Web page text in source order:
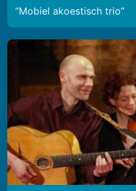
Mobiel akoestisch trio